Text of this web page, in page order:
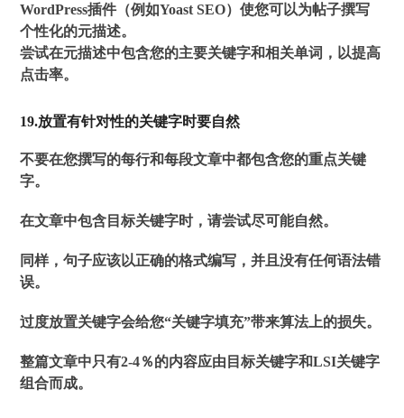
WordPress插件（例如Yoast SEO）使您可以为帖子撰写
个性化的元描述。
尝试在元描述中包含您的主要关键字和相关单词，以提高
点击率。
19.放置有针对性的关键字时要自然
不要在您撰写的每行和每段文章中都包含您的重点关键
字。
在文章中包含目标关键字时，请尝试尽可能自然。
同样，句子应该以正确的格式编写，并且没有任何语法错
误。
过度放置关键字会给您“关键字填充”带来算法上的损失。
整篇文章中只有2-4％的内容应由目标关键字和LSI关键字
组合而成。